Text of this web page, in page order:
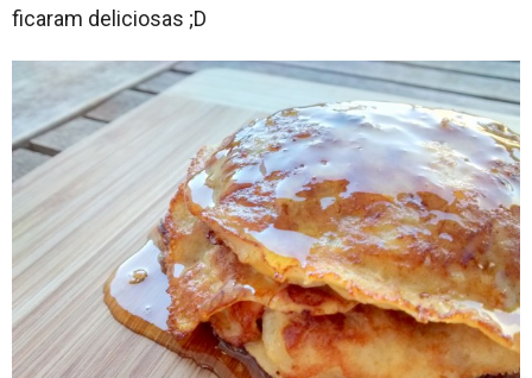
ficaram deliciosas ;D